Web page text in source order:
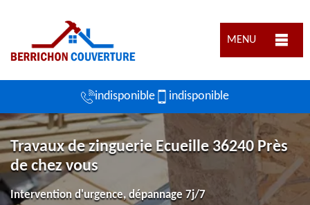
MENU
indisponible indisponible
Travaux de zinguerie Ecueille 36240 Près
de chez vous
Intervention d'urgence, dépannage 7j/7